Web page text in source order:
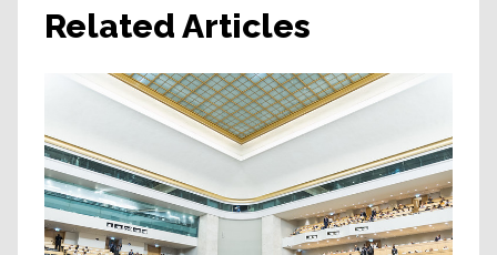
Related Articles